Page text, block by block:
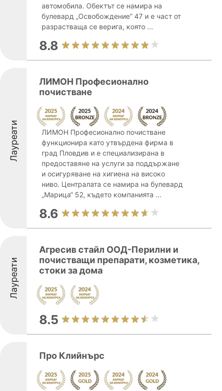
автомобила. Обектът се намира на
булевард „Освобождение“ 47 и е част от
разрастваща се верига, която ...
8.8
Лауреати
ЛИМОН Професионално
почистване
ЛИМОН Професионално почистване
функционира като утвърдена фирма в
град Пловдив и е специализирана в
предоставяне на услуги за поддържане
и осигуряване на хигиена на високо
ниво. Централата се намира на булевард
„Марица“ 52, където компанията ...
8.6
Лауреати
Агресив стайл ООД-Перилни и
почистващи препарати, козметика,
стоки за дома
8.5
Про Клийнърс